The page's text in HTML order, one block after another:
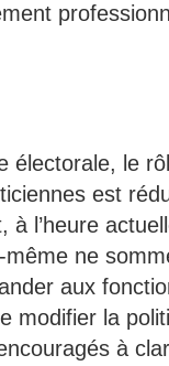
électorale, le
est
à l’heure
ne
aux
modifier la
à